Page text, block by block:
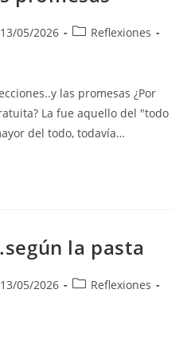
13/05/2026
Reflexiones
las promesas ¿Por
La fue aquello del "todo
del todo, todavía…
la pasta
13/05/2026
Reflexiones